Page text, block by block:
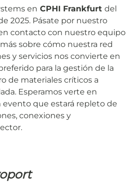
en CPHI Frankfurt del
2025. Pásate por nuestro
contacto con nuestro equipo
sobre cómo nuestra red
y servicios nos convierte en
para la gestión de la
de materiales críticos a
Esperamos verte en
evento que estará repleto de
conexiones y